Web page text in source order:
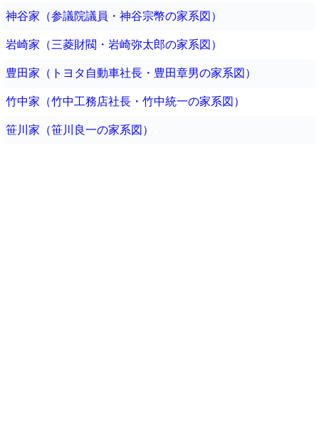
神谷家（参議院議員・神谷宗幣の家系図）
岩崎家（三菱財閥・岩崎弥太郎の家系図）
豊田家（トヨタ自動車社長・豊田章男の家系図）
竹中家（竹中工務店社長・竹中統一の家系図）
笹川家（笹川良一の家系図）